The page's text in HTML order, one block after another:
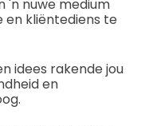
'n nuwe medium
kliëntediens te
idees rakende jou
en